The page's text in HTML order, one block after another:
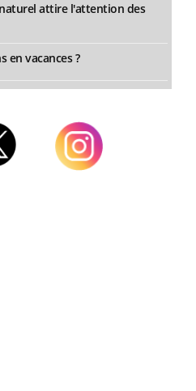
attire l'attention des
en vacances ?